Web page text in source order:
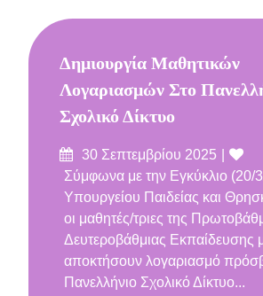
Δημιουργία Μαθητικών
Λογαριασμών Στο
Σχολικό Δίκτυο
Δημοσιεύτηκε
στις
30 Σεπτεμβρίου 2025
Likes
Σύμφωνα με την Εγκύκλιο (20/
Υπουργείου Παιδείας και
οι μαθητές/τριες της
Δευτεροβάθμιας Εκπαίδευσης
αποκτήσουν λογαριασμό
Πανελλήνιο Σχολικό Δίκτυο...